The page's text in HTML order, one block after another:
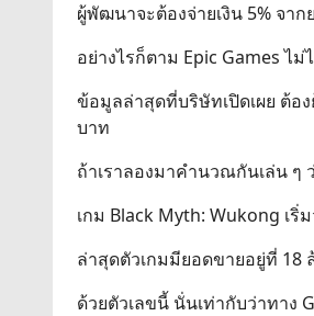
ผู้พัฒนาจะต้องจ่ายเงิน 5% จา
อย่างไรก็ตาม Epic Games ไ
ข้อมูลล่าสุดที่บริษัทเปิดเผย ต้อ
บาท
ถ้าเราลองมาคำนวณกันเล่น ๆ
เกม Black Myth: Wukong เ
ล่าสุดตัวเกมมียอดขายอยู่ที่ 18
ด้วยตัวเลขนี้ นั่นเท่ากับว่าทาง